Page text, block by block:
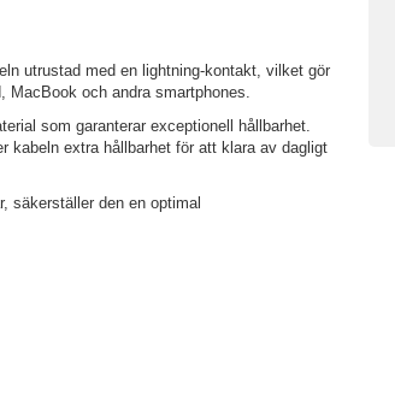
utrustad med en lightning-kontakt, vilket gör
MacBook och andra smartphones.
som garanterar exceptionell hållbarhet.
kabeln extra hållbarhet för att klara av dagligt
säkerställer den en optimal